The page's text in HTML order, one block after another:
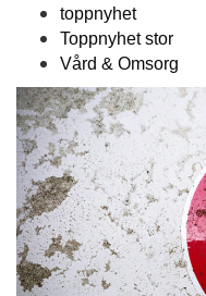
toppnyhet
Toppnyhet stor
Vård & Omsorg